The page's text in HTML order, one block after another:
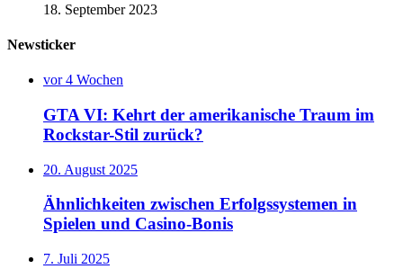
18. September 2023
Newsticker
vor 4 Wochen
GTA VI: Kehrt der amerikanische Traum im
Rockstar-Stil zurück?
20. August 2025
Ähnlichkeiten zwischen Erfolgssystemen in
Spielen und Casino‑Bonis
7. Juli 2025